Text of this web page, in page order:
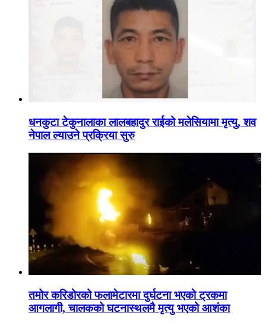
धनकुटा टेकुनालाका लालबहादुर राईको मलेसियामा मृत्यु, शव
नेपाल ल्याउने प्रक्रिया सुरु
तमोर करिडोरको फलामेटारमा दुर्घटना भएको ट्रकमा
आगलागी, चालकको घटनास्थलमै मृत्यु भएको आशंका